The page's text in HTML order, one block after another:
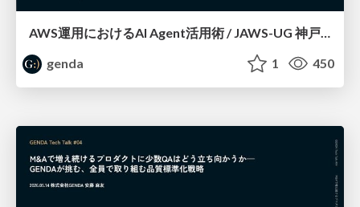
AWS運用におけるAI Agent活用術 / JAWS-UG 神戸 #11 LT大会
genda
1 450